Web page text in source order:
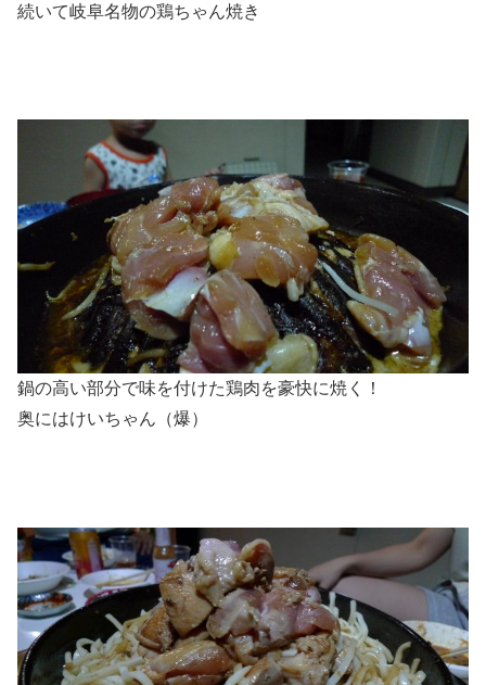
続いて岐阜名物の鶏ちゃん焼き
鍋の高い部分で味を付けた鶏肉を豪快に焼く！
奥にはけいちゃん（爆）